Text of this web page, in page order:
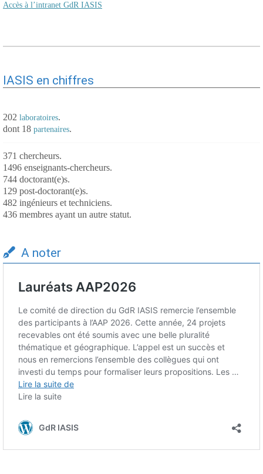
Accès à l’intranet GdR IASIS
IASIS en chiffres
202 laboratoires.
dont 18 partenaires.
371 chercheurs.
1496 enseignants-chercheurs.
744 doctorant(e)s.
129 post-doctorant(e)s.
482 ingénieurs et techniciens.
436 membres ayant un autre statut.
A noter